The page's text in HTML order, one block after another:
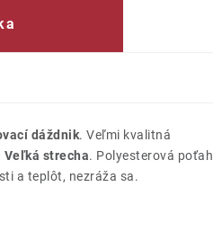
dáždnik. Veľmi kvalitná
Veľká strecha. Polyesterová poťah
a teplôt, nezráža sa.